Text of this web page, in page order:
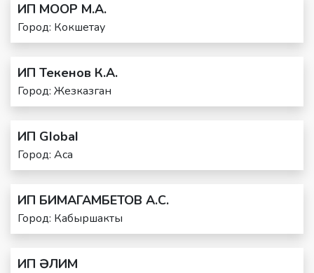
ИП МООР М.А.
Город: Кокшетау
ИП Текенов К.А.
Город: Жезказган
ИП GIobaI
Город: Аса
ИП БИМАГАМБЕТОВ А.С.
Город: Кабыршакты
ИП ӘЛИМ